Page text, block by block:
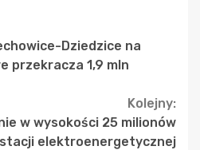
Dziedzice na
przekracza 1,9 mln
Kolejny:
w wysokości 25 milionów
stacji elektroenergetycznej